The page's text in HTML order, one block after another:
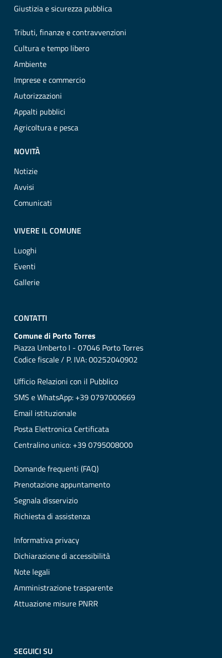
Giustizia e sicurezza pubblica
Tributi, finanze e contravvenzioni
Cultura e tempo libero
Ambiente
Imprese e commercio
Autorizzazioni
Appalti pubblici
Agricoltura e pesca
NOVITÀ
Notizie
Avvisi
Comunicati
VIVERE IL COMUNE
Luoghi
Eventi
Gallerie
CONTATTI
Comune di Porto Torres
Piazza Umberto I - 07046 Porto Torres
Codice fiscale / P. IVA: 00252040902
Ufficio Relazioni con il Pubblico
SMS e WhatsApp: +39 0797000669
Email istituzionale
Posta Elettronica Certificata
Centralino unico: +39 0795008000
Domande frequenti (FAQ)
Prenotazione appuntamento
Segnala disservizio
Richiesta di assistenza
Informativa privacy
Dichiarazione di accessibilità
Note legali
Amministrazione trasparente
Attuazione misure PNRR
SEGUICI SU